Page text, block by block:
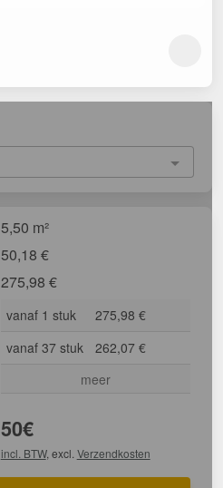
5,50 m²
50,18 €
275,98 €
vanaf 1 stuk
275,98 €
vanaf 37 stuk
262,07 €
meer
50€
incl. BTW, excl. Verzendkosten